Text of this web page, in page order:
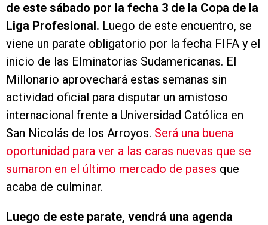
de este sábado por la fecha 3 de la Copa de la
Liga Profesional. Luego de este encuentro, se
viene un parate obligatorio por la fecha FIFA y el
inicio de las Elminatorias Sudamericanas. El
Millonario aprovechará estas semanas sin
actividad oficial para disputar un amistoso
internacional frente a Universidad Católica en
San Nicolás de los Arroyos. Será una buena
oportunidad para ver a las caras nuevas que se
sumaron en el último mercado de pases que
acaba de culminar.
Luego de este parate, vendrá una agenda